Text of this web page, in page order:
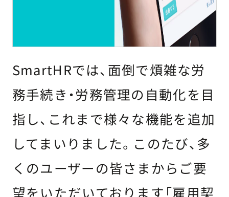
SmartHRでは、面倒で煩雑な労
務手続き・労務管理の自動化を目
指し、これまで様々な機能を追加
してまいりました。このたび、多
くのユーザーの皆さまからご要
望をいただいております「雇用契